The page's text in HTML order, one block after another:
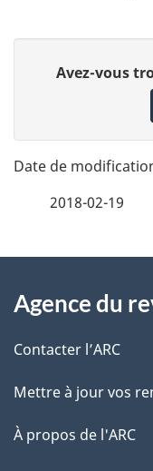
t
a
l
s
l
a
n
o
t
r
e
é
t
Avez-vous
2018-02-19
propos
de
ce
site
Agence du
Contacter l’ARC
Mettre à jour vos
À propos de l'ARC